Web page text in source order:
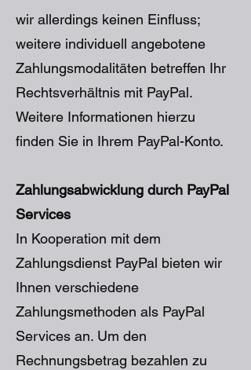
wir allerdings keinen Einfluss;
weitere individuell angebotene
Zahlungsmodalitäten betreffen Ihr
Rechtsverhältnis mit PayPal.
Weitere Informationen hierzu
finden Sie in Ihrem PayPal-Konto.
Zahlungsabwicklung durch PayPal
Services
In Kooperation mit dem
Zahlungsdienst PayPal bieten wir
Ihnen verschiedene
Zahlungsmethoden als PayPal
Services an. Um den
Rechnungsbetrag bezahlen zu